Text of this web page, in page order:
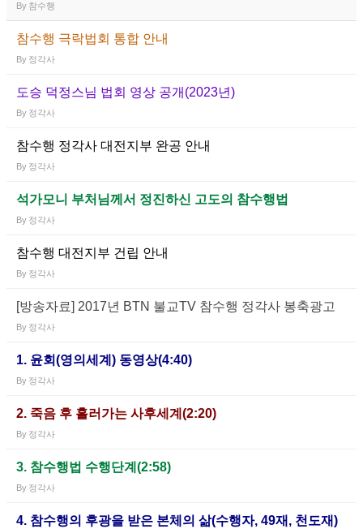
By 참수행
참수행 극락법회 통합 안내
By 정각사
도승 덕정스님 법회 영상 공개(2023년)
By 정각사
참수행 정각사 대전지부 완공 안내
By 정각사
석가모니 부처님께서 정진하신 고도의 참수행법
By 정각사
참수행 대전지부 건립 안내
By 정각사
[방송자료] 2017년 BTN 불교TV 참수행 정각사 봉축광고
By 정각사
1. 윤회(영의세계) 동영상(4:40)
By 정각사
2. 죽음 후 흘러가는 사후세계(2:20)
By 정각사
3. 참수행법 수행단계(2:58)
By 정각사
4. 참수행의 후광을 받은 본체의 삶(수행자, 49재, 천도재)